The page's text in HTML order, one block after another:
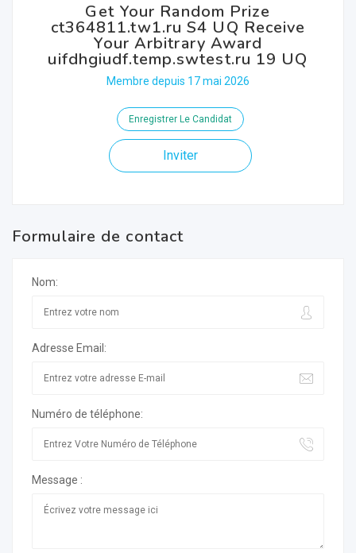
Get Your Random Prize
ct364811.tw1.ru S4 UQ Receive
Your Arbitrary Award
uifdhgiudf.temp.swtest.ru 19 UQ
Membre depuis 17 mai 2026
Enregistrer Le Candidat
Inviter
Formulaire de contact
Nom:
Adresse Email:
Numéro de téléphone:
Message :